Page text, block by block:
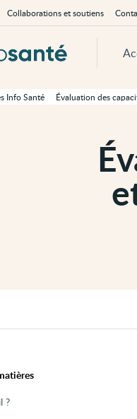
Info Santé
Collaborations et soutiens
?